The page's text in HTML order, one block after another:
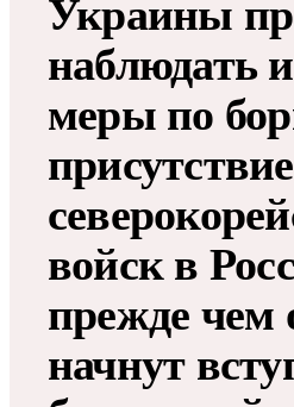
Украины
наблюдать
меры по
войск в
прежде чем
начнут